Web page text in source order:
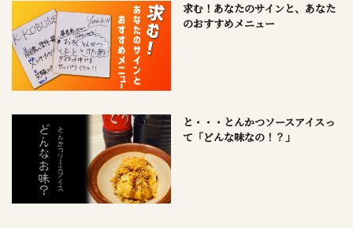
求む！あなたのサインと、あなた
のおすすめメニュー
と・・・とんかつソースアイスっ
て「どんな味なの！？」